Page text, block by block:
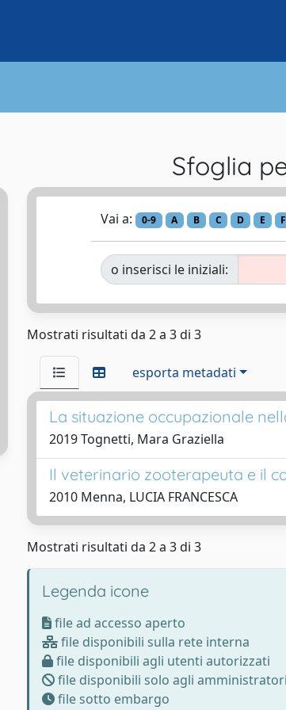
Sfoglia
Vai a: 0-9 A B C D E F
o inserisci le iniziali:
Mostrati risultati da 2 a 3 di 3
esporta metadati
La situazione occupazionale
2019 Tognetti, Mara Graziella
Il veterinario zooterapeuta e il
2010 Menna, LUCIA FRANCESCA
Mostrati risultati da 2 a 3 di 3
Legenda icone
file ad accesso aperto
file disponibili sulla rete interna
file disponibili agli utenti autorizzati
file disponibili solo agli amministratori
file sotto embargo